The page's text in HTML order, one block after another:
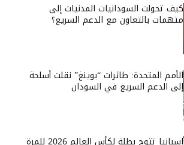
كيف تحولت السودانيات المدنيات إلى
متهمات بالتعاون مع الدعم السريع؟
الأمم المتحدة: طائرات “بوينغ” نقلت أسلحة
إلى الدعم السريع في السودان